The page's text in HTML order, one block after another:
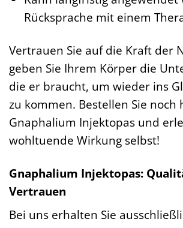
Rücksprache mit einem
Vertrauen Sie auf die Kraft der
geben Sie Ihrem Körper die
die er braucht, um wieder ins
zu kommen. Bestellen Sie noch
Gnaphalium Injektopas und
wohltuende Wirkung selbst!
Gnaphalium Injektopas:
Vertrauen
Bei uns erhalten Sie